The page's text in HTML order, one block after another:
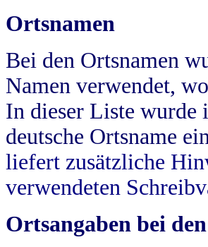
Ortsnamen
Bei den Ortsnamen
Namen verwendet,
In dieser Liste wurde
deutsche Ortsname
liefert zusätzliche
verwendeten
Ortsangaben bei